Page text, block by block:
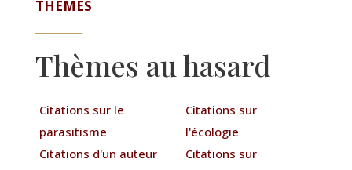
THÈMES
Thèmes au hasard
Citations sur le
parasitisme
Citations d'un auteur
Citations sur
l'écologie
Citations sur